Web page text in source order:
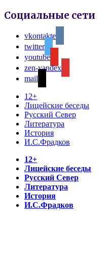
Социальные сети
vkontakte
twitter
youtube
zen-yandex
mail
12+
Лицейские беседы
Русский Север
Литература
История
И.С.Фрадков
12+
Лицейские беседы
Русский Север
Литература
История
И.С.Фрадков